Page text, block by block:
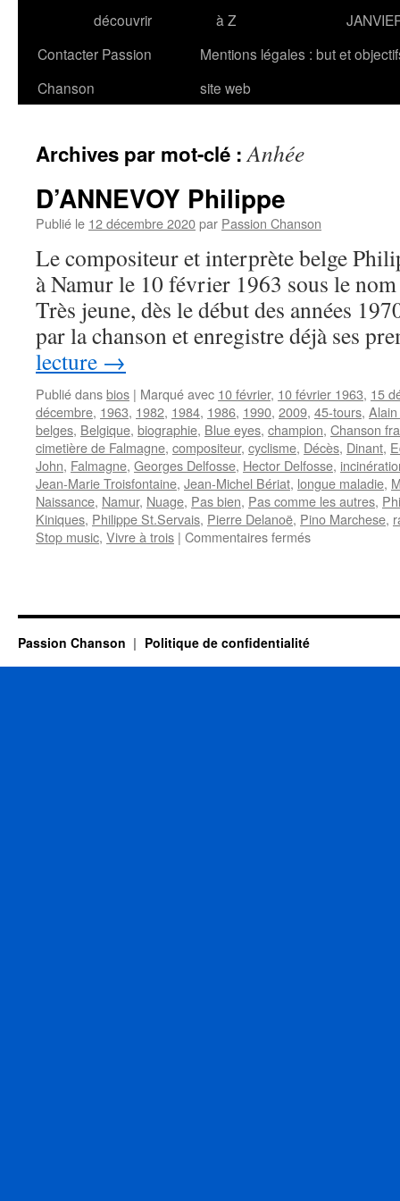
découvrir
à Z
Contacter Passion
Chanson
Mentions légales : but et
site web
Archives par mot-clé :Anhée
D’ANNEVOY Philippe
Publié le 12 décembre 2020par Passion Chanson
Le compositeur et interprète belge
à Namur le 10 février 1963 sous le
Très jeune, dès le début des années
par la chanson et enregistre déjà ses
lecture →
Publié dansbios | Marqué avec 10 février, 10 février 1963, 15
décembre, 1963, 1982, 1984, 1986, 1990, 2009, 45-tours,
belges, Belgique, biographie, Blue eyes, champion, Chanson
cimetière de Falmagne, compositeur, cyclisme, Décès, Dinant,
John, Falmagne, Georges Delfosse, Hector Delfosse,
Jean-Marie Troisfontaine, Jean-Michel Bériat, longue maladie,
Naissance, Namur, Nuage, Pas bien, Pas comme les autres,
Kiniques, Philippe St.Servais, Pierre Delanoë, Pino Marchese,
Stop music, Vivre à trois | Commentaires ferméssur
Passion Chanson Politique de confidentialité